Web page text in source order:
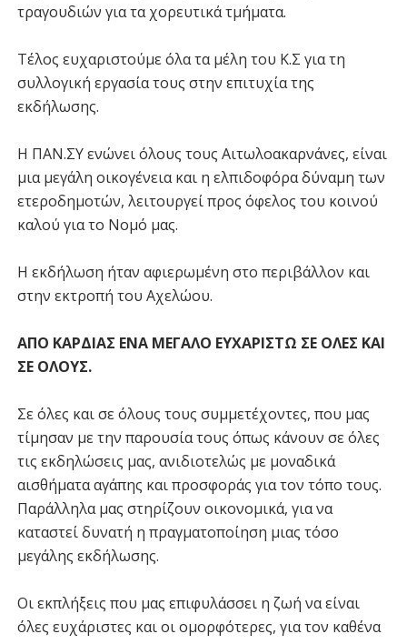
τραγουδιών για τα χορευτικά τμήματα.
Τέλος ευχαριστούμε όλα τα μέλη του Κ.Σ για τη
συλλογική εργασία τους στην επιτυχία της
εκδήλωσης.
Η ΠΑΝ.ΣΥ ενώνει όλους τους Αιτωλοακαρνάνες, είναι
μια μεγάλη οικογένεια και η ελπιδοφόρα δύναμη των
ετεροδημοτών, λειτουργεί προς όφελος του κοινού
καλού για το Νομό μας.
Η εκδήλωση ήταν αφιερωμένη στο περιβάλλον και
στην εκτροπή του Αχελώου.
ΑΠΟ ΚΑΡΔΙΑΣ ΕΝΑ ΜΕΓΑΛΟ ΕΥΧΑΡΙΣΤΩ ΣΕ ΟΛΕΣ ΚΑΙ
ΣΕ ΟΛΟΥΣ.
Σε όλες και σε όλους τους συμμετέχοντες, που μας
τίμησαν με την παρουσία τους όπως κάνουν σε όλες
τις εκδηλώσεις μας, ανιδιοτελώς με μοναδικά
αισθήματα αγάπης και προσφοράς για τον τόπο τους.
Παράλληλα μας στηρίζουν οικονομικά, για να
καταστεί δυνατή η πραγματοποίηση μιας τόσο
μεγάλης εκδήλωσης.
Οι εκπλήξεις που μας επιφυλάσσει η ζωή να είναι
όλες ευχάριστες και οι ομορφότερες, για τον καθένα